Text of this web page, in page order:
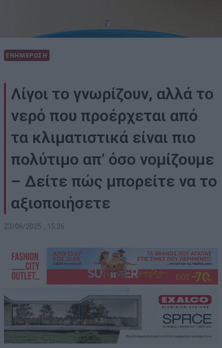
ΕΝΗΜΕΡΩΣΗ
Λίγοι το γνωρίζουν, αλλά το
νερό που προέρχεται από
τα κλιματιστικά είναι πιο
πολύτιμο απ’ όσο νομίζουμε
– Δείτε πώς μπορείτε να το
αξιοποιήσετε
23/06/2025 , 15:26